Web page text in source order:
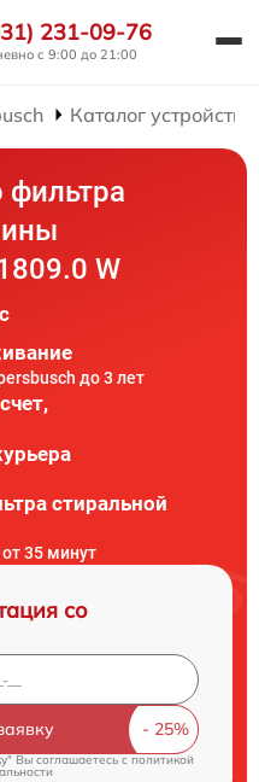
231-09-76
с 9:00 до 21:00
Каталог устройств
фильтра
W
до 3 лет
стиральной
35 минут
со
Вы соглашаетесь c политикой